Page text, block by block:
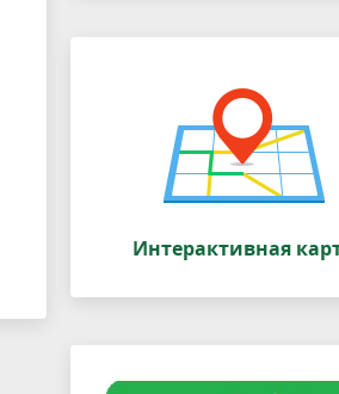
Интерактивная